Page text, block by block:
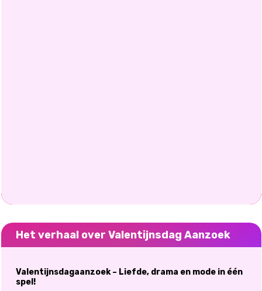
Het verhaal over Valentijnsdag Aanzoek
Valentijnsdagaanzoek – Liefde, drama en mode in één
spel!